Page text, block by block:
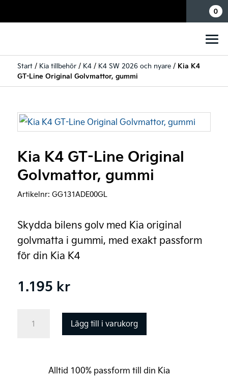
0
Start/ Kia tillbehör/ K4/ K4 SW 2026 och nyare/ Kia K4
GT-Line Original Golvmattor, gummi
Kia K4 GT-Line Original
Golvmattor, gummi
Artikelnr: GG131ADE00GL
Skydda bilens golv med Kia original
golvmatta i gummi, med exakt passform
för din Kia K4
1.195 kr
Lägg till i varukorg
Alltid 100% passform till din Kia